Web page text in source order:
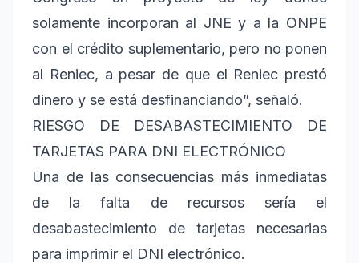
solamente incorporan al JNE y a la ONPE
con el crédito suplementario, pero no ponen
al Reniec, a pesar de que el Reniec prestó
dinero y se está desfinanciando”, señaló.
RIESGO DE DESABASTECIMIENTO DE
TARJETAS PARA DNI ELECTRÓNICO
Una de las consecuencias más inmediatas
de la falta de recursos sería el
desabastecimiento de tarjetas necesarias
para imprimir el DNI electrónico.